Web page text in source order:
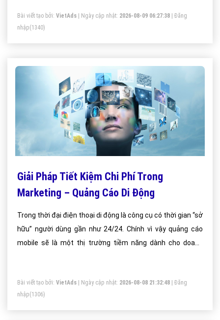
Marketing tham gia.
Bài viết tạo bởi: VietAds | Ngày cập nhật: 2026-08-09 06:27:38
Đăng
nhập(1340)
Giải Pháp Tiết Kiệm Chi Phí Trong
Marketing – Quảng Cáo Di Động
Trong thời đại điện thoại di động là công cụ có thời gian “sở
hữu” người dùng gần như 24/24. Chính vì vậy quảng cáo
mobile sẽ là một thị trường tiềm năng dành cho doanh
Bài viết tạo bởi: VietAds | Ngày cập nhật: 2026-08-08 21:32:48
Đăng
nhập(1306)